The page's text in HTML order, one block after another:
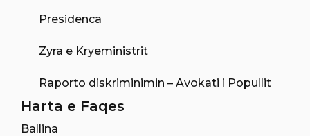
Presidenca
Zyra e Kryeministrit
Raporto diskriminimin – Avokati i Popullit
Harta e Faqes
Ballina